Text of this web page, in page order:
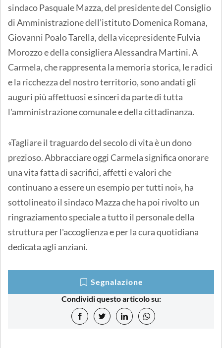
sindaco Pasquale Mazza, del presidente del Consiglio
di Amministrazione dell’istituto Domenica Romana,
Giovanni Poalo Tarella, della vicepresidente Fulvia
Morozzo e della consigliera Alessandra Martini. A
Carmela, che rappresenta la memoria storica, le radici
e la ricchezza del nostro territorio, sono andati gli
auguri più affettuosi e sinceri da parte di tutta
l'amministrazione comunale e della cittadinanza.
«Tagliare il traguardo del secolo di vita è un dono
prezioso. Abbracciare oggi Carmela significa onorare
una vita fatta di sacrifici, affetti e valori che
continuano a essere un esempio per tutti noi», ha
sottolineato il sindaco Mazza che ha poi rivolto un
ringraziamento speciale a tutto il personale della
struttura per l'accoglienza e per la cura quotidiana
dedicata agli anziani.
Segnalazione
Condividi questo articolo su: